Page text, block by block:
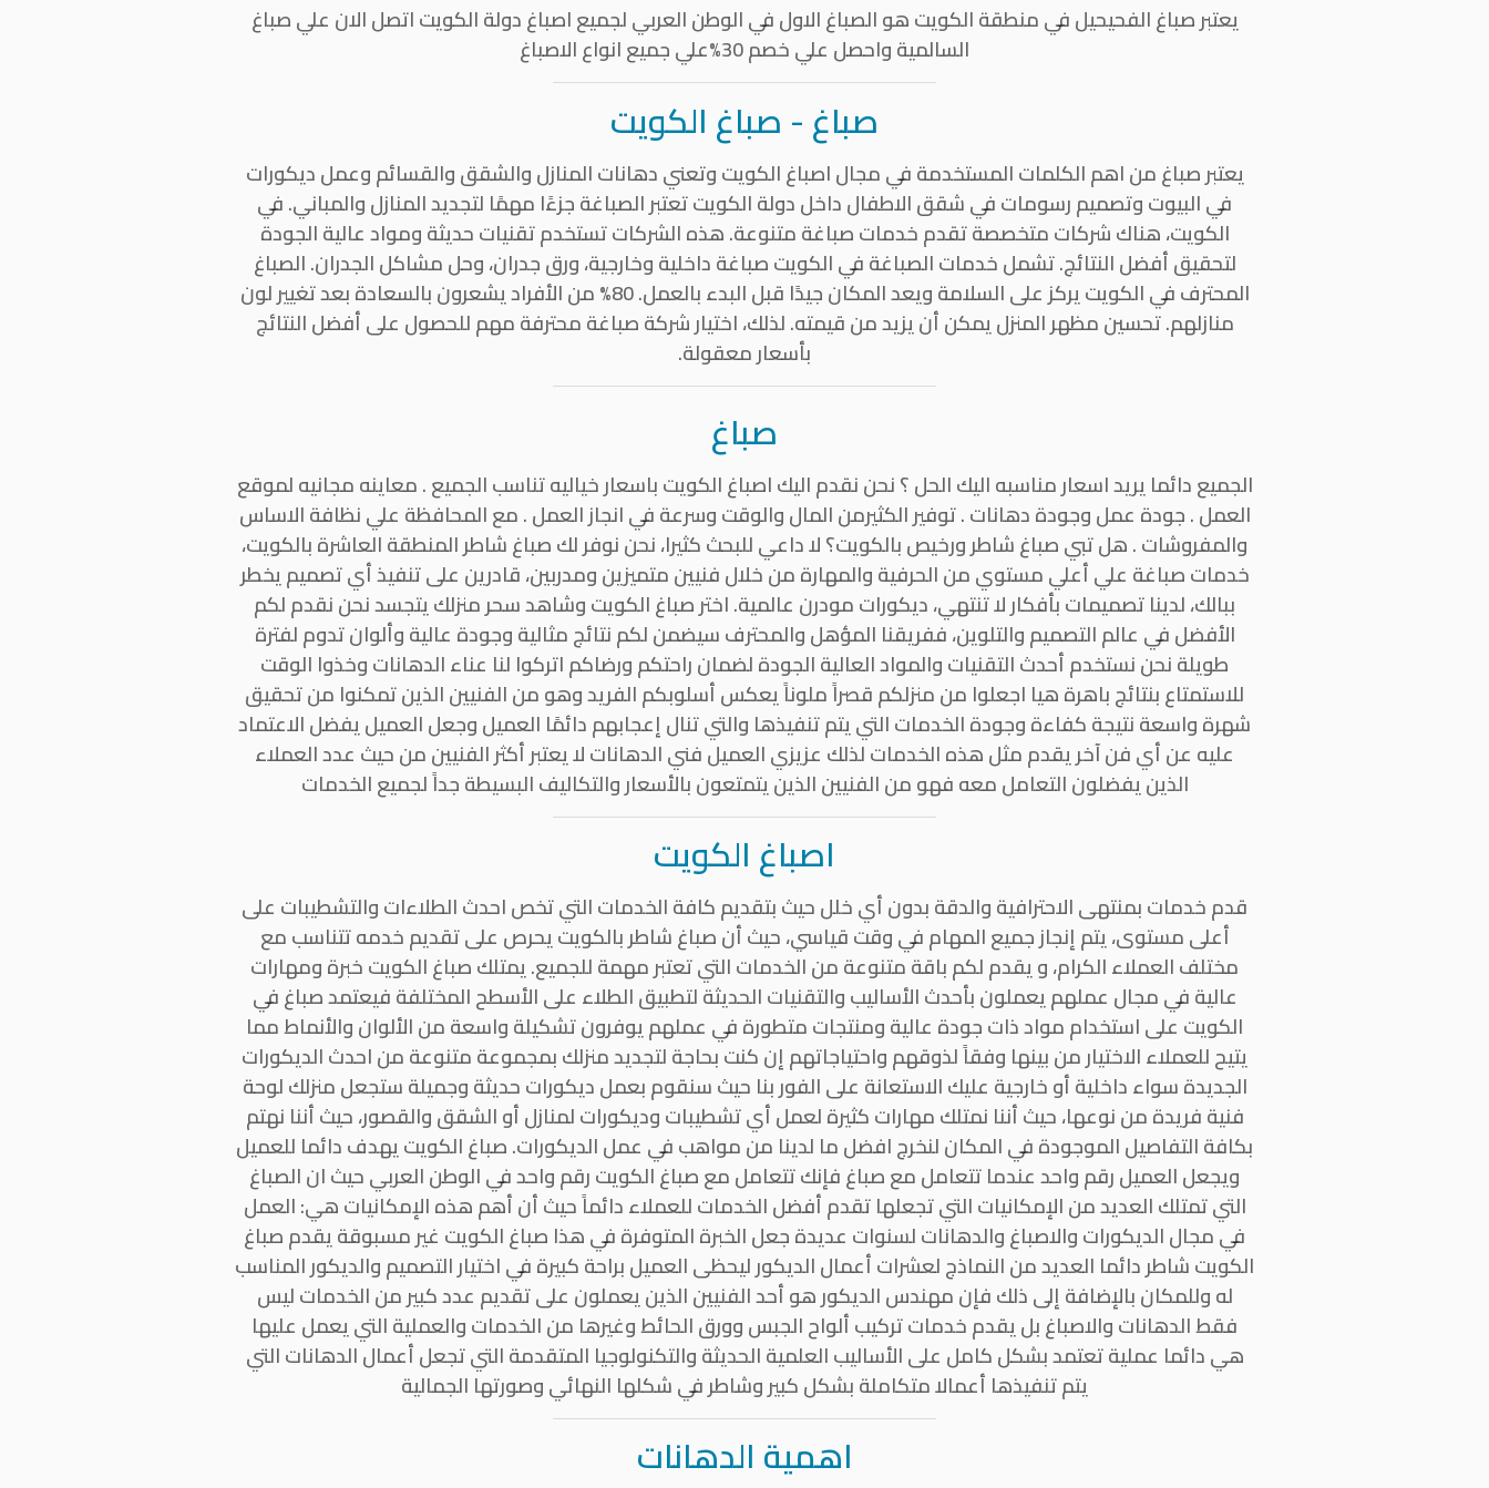
يعتبرصباغ الفحيحيلفي منطقة الكويت هو الصباغ الاول في الوطن العربي لجميع اصباغ دولة الكويت اتصل الان علي صباغ
السالمية واحصل علي خصم 30%علي جميع انواع الاصباغ
صباغ - صباغ الكويت
يعتبر صباغ من اهم الكلمات المستخدمة في مجال اصباغ الكويت وتعني دهانات المنازل والشقق والقسائم وعمل ديكورات
في البيوت وتصميم رسومات في شقق الاطفال داخل دولة الكويت تعتبر الصباغة جزءًا مهمًا لتجديد المنازل والمباني. في
الكويت، هناك شركات متخصصة تقدم خدمات صباغة متنوعة. هذه الشركات تستخدم تقنيات حديثة ومواد عالية الجودة
لتحقيق أفضل النتائج. تشمل خدمات الصباغة في الكويت صباغة داخلية وخارجية، ورق جدران، وحل مشاكل الجدران. الصباغ
المحترف في الكويت يركز على السلامة ويعد المكان جيدًا قبل البدء بالعمل. 80% من الأفراد يشعرون بالسعادة بعد تغيير لون
منازلهم. تحسين مظهر المنزل يمكن أن يزيد من قيمته. لذلك، اختيار شركة صباغة محترفة مهم للحصول على أفضل النتائج
بأسعار معقولة.
صباغ
الجميع دائما يريد اسعار مناسبه اليك الحل ؟ نحن نقدم اليك اصباغ الكويت باسعار خياليه تناسب الجميع . معاينه مجانيه لموقع
العمل . جودة عمل وجودة دهانات . توفير الكثيرمن المال والوقت وسرعة في انجاز العمل . مع المحافظة علي نظافة الاساس
والمفروشات . هل تبي صباغ شاطر ورخيص بالكويت؟ لا داعي للبحث كثيرا، نحن نوفر لك صباغ شاطر المنطقة العاشرة بالكويت،
خدمات صباغة علي أعلي مستوي من الحرفية والمهارة من خلال فنيين متميزين ومدربين، قادرين على تنفيذ أي تصميم يخطر
ببالك، لدينا تصميمات بأفكار لا تنتهي، ديكورات مودرن عالمية. اختر صباغ الكويت وشاهد سحر منزلك يتجسد نحن نقدم لكم
الأفضل في عالم التصميم والتلوين، ففريقنا المؤهل والمحترف سيضمن لكم نتائج مثالية وجودة عالية وألوان تدوم لفترة
طويلة نحن نستخدم أحدث التقنيات والمواد العالية الجودة لضمان راحتكم ورضاكم اتركوا لنا عناء الدهانات وخذوا الوقت
للاستمتاع بنتائج باهرة هيا اجعلوا من منزلكم قصراً ملوناً يعكس أسلوبكم الفريد وهو من الفنيين الذين تمكنوا من تحقيق
شهرة واسعة نتيجة كفاءة وجودة الخدمات التي يتم تنفيذها والتي تنال إعجابهم دائمًا العميل وجعل العميل يفضل الاعتماد
عليه عن أي فن آخر يقدم مثل هذه الخدمات لذلك عزيزي العميل فني الدهانات لا يعتبر أكثر الفنيين من حيث عدد العملاء
الذين يفضلون التعامل معه فهو من الفنيين الذين يتمتعون بالأسعار والتكاليف البسيطة جداً لجميع الخدمات
اصباغ الكويت
قدم خدمات بمنتهى الاحترافية والدقة بدون أي خلل حيث بتقديم كافة الخدمات التي تخص احدث الطلاءات والتشطيبات على
أعلى مستوى، يتم إنجاز جميع المهام في وقت قياسي، حيث أن صباغ شاطر بالكويت يحرص على تقديم خدمه تتناسب مع
مختلف العملاء الكرام، و يقدم لكم باقة متنوعة من الخدمات التي تعتبر مهمة للجميع. يمتلك صباغ الكويت خبرة ومهارات
عالية في مجال عملهم يعملون بأحدث الأساليب والتقنيات الحديثة لتطبيق الطلاء على الأسطح المختلفة فيعتمد صباغ في
الكويت على استخدام مواد ذات جودة عالية ومنتجات متطورة في عملهم يوفرون تشكيلة واسعة من الألوان والأنماط مما
يتيح للعملاء الاختيار من بينها وفقاً لذوقهم واحتياجاتهم إن كنت بحاجة لتجديد منزلك بمجموعة متنوعة من احدث الديكورات
الجديدة سواء داخلية أو خارجية عليك الاستعانة على الفور بنا حيث سنقوم بعمل ديكورات حديثة وجميلة ستجعل منزلك لوحة
فنية فريدة من نوعها، حيث أننا نمتلك مهارات كثيرة لعمل أي تشطيبات وديكورات لمنازل أو الشقق والقصور، حيث أننا نهتم
بكافة التفاصيل الموجودة في المكان لنخرج افضل ما لدينا من مواهب في عمل الديكورات. صباغ الكويت يهدف دائما للعميل
ويجعل العميل رقم واحد عندما تتعامل مع صباغ فإنك تتعامل مع صباغ الكويت رقم واحد في الوطن العربي حيث ان الصباغ
التي تمتلك العديد من الإمكانيات التي تجعلها تقدم أفضل الخدمات للعملاء دائماً حيث أن أهم هذه الإمكانيات هي: العمل
في مجال الديكورات والاصباغ والدهانات لسنوات عديدة جعل الخبرة المتوفرة في هذا صباغ الكويت غير مسبوقة يقدم صباغ
الكويت شاطر دائما العديد من النماذج لعشرات أعمال الديكور ليحظى العميل براحة كبيرة في اختيار التصميم والديكور المناسب
له وللمكان بالإضافة إلى ذلك فإن مهندس الديكور هو أحد الفنيين الذين يعملون على تقديم عدد كبير من الخدمات ليس
فقط الدهانات والاصباغ بل يقدم خدمات تركيب ألواح الجبس وورق الحائط وغيرها من الخدمات والعملية التي يعمل عليها
هي دائما عملية تعتمد بشكل كامل على الأساليب العلمية الحديثة والتكنولوجيا المتقدمة التي تجعل أعمال الدهانات التي
يتم تنفيذها أعمالا متكاملة بشكل كبير وشاطر في شكلها النهائي وصورتها الجمالية
اهمية الدهانات